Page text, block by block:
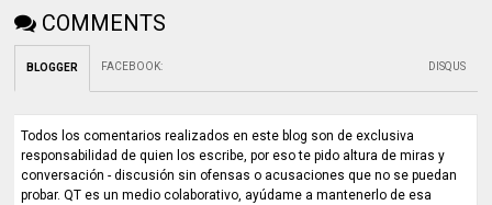
COMMENTS
BLOGGER FACEBOOK: DISQUS
Todos los comentarios realizados en este blog son de exclusiva
responsabilidad de quien los escribe, por eso te pido altura de miras y
conversación - discusión sin ofensas o acusaciones que no se puedan
probar. QT es un medio colaborativo, ayúdame a mantenerlo de esa